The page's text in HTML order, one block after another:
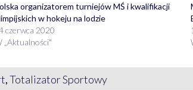
organizatorem turniejów MŚ i kwalifikacji
w hokeju na lodzie
czerwca 2020
„Aktualności"
,Totalizator Sportowy